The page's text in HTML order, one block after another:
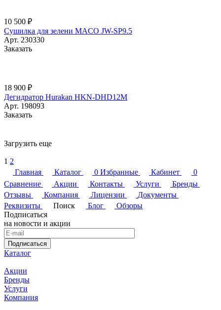
10 500 ₽
Сушилка для зелени MACO JW-SP9.5
Арт. 230330
Заказать
18 900 ₽
Дегидратор Hurakan HKN-DHD12M
Арт. 198093
Заказать
Загрузить еще
1 2
Главная
Каталог 0 Избранные Кабинет
0
Сравнение
Акции Контакты Услуги
Бренды
Отзывы
Компания Лицензии
Документы
Реквизиты
Поиск Блог
Обзоры
Подписаться
на новости и акции
Подписаться
Каталог
Акции
Бренды
Услуги
Компания